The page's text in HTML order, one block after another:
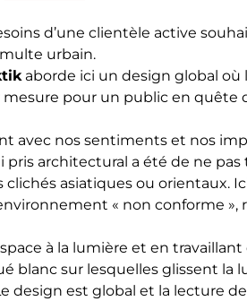
d’une clientèle active
urbain.
aborde ici un design global où
pour un public en quête
avec nos sentiments et nos
pris architectural a été de ne
asiatiques ou orientaux.
« non conforme
à la lumière et en
blanc sur lesquelles glissent la
design est global et la lecture